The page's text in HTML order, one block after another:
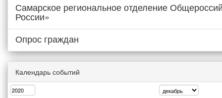
Самарское региональное отделение
России»
Опрос граждан
Календарь событий